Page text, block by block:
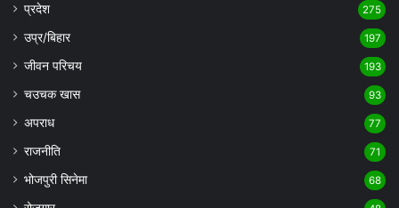
प्रदेश 275
उप्र/बिहार 197
जीवन परिचय 193
चउचक खास 93
अपराध 77
राजनीति 71
भोजपुरी सिनेमा 68